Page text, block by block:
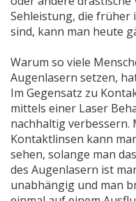
Sehleistung, die früher
sind, kann man heute
Warum so viele
Augenlasern setzen,
Im Gegensatz zu
mittels einer Laser
nachhaltig
Kontaktlinsen kann
sehen, solange man
des Augenlasern ist
unabhängig und man